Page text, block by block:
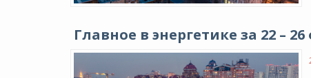
Главное в энергетике за 22 –